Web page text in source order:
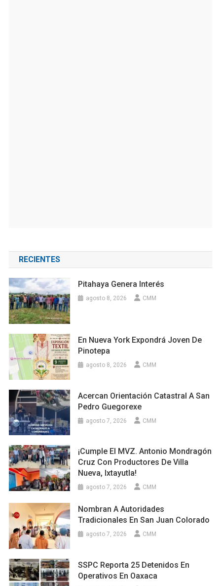
RECIENTES
Pitahaya Genera Interés
agosto 8, 2026 CMM
En Nueva York Expondrá Joven De
Pinotepa
agosto 8, 2026 CMM
Acercan Orientación Catastral A San
Pedro Guegorexe
agosto 7, 2026 CMM
¡Cumple El MVZ. Antonio Mondragón
Cruz Con Productores De Villa
Nueva, Ixtayutla!
agosto 7, 2026 CMM
Nombran A Autoridades
Tradicionales En San Juan Colorado
agosto 7, 2026 CMM
SSPC Reporta 25 Detenidos En
Operativos En Oaxaca